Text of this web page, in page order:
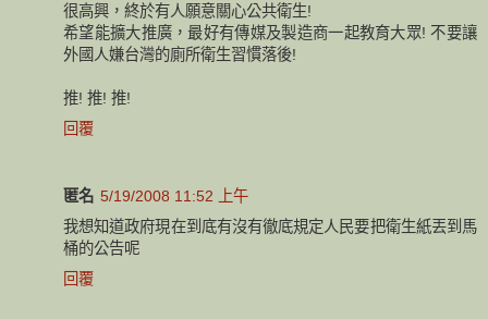
很高興，終於有人願意關心公共衛生!
希望能擴大推廣，最好有傳媒及製造商一起教育大眾! 不要讓
外國人嫌台灣的廁所衛生習慣落後!
推! 推! 推!
回覆
匿名 5/19/2008 11:52 上午
我想知道政府現在到底有沒有徹底規定人民要把衛生紙丟到馬
桶的公告呢
回覆